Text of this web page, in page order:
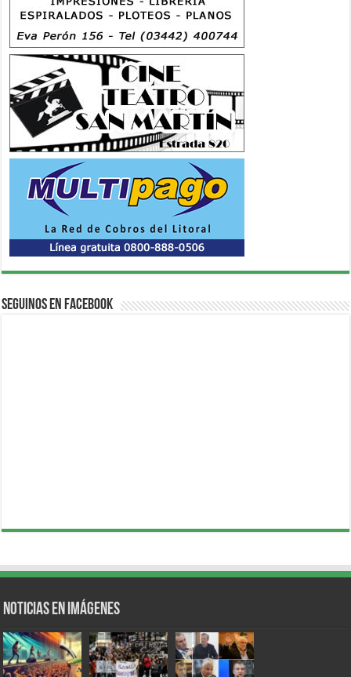
Seguinos en Facebook
Noticias en Imágenes